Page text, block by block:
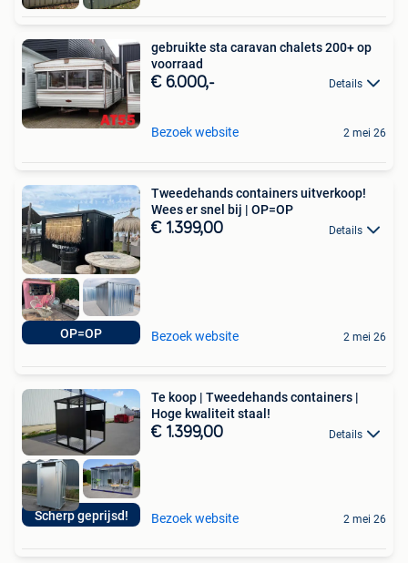
gebruikte sta caravan chalets 200+ op
voorraad
€ 6.000,- Details
Bezoek website 2 mei 26
OP=OP
Tweedehands containers uitverkoop!
Wees er snel bij | OP=OP
€ 1.399,00 Details
Bezoek website 2 mei 26
Scherp geprijsd!
Te koop | Tweedehands containers |
Hoge kwaliteit staal!
€ 1.399,00 Details
Bezoek website 2 mei 26